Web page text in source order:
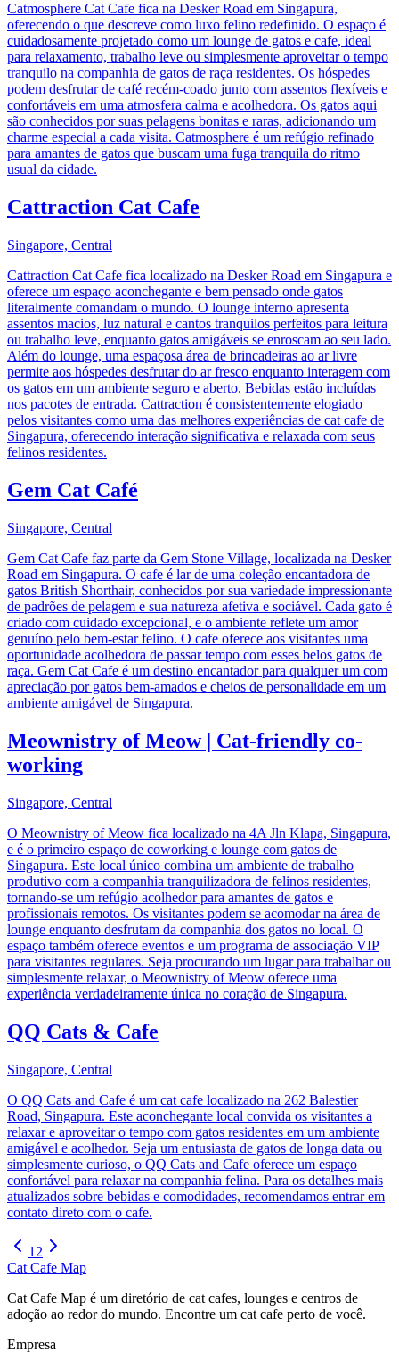
Catmosphere Cat Cafe fica na Desker Road em Singapura,
oferecendo o que descreve como luxo felino redefinido. O espaço é
cuidadosamente projetado como um lounge de gatos e cafe, ideal
para relaxamento, trabalho leve ou simplesmente aproveitar o tempo
tranquilo na companhia de gatos de raça residentes. Os hóspedes
podem desfrutar de café recém-coado junto com assentos flexíveis e
confortáveis em uma atmosfera calma e acolhedora. Os gatos aqui
são conhecidos por suas pelagens bonitas e raras, adicionando um
charme especial a cada visita. Catmosphere é um refúgio refinado
para amantes de gatos que buscam uma fuga tranquila do ritmo
usual da cidade.
Cattraction Cat Cafe
Singapore, Central
Cattraction Cat Cafe fica localizado na Desker Road em Singapura e
oferece um espaço aconchegante e bem pensado onde gatos
literalmente comandam o mundo. O lounge interno apresenta
assentos macios, luz natural e cantos tranquilos perfeitos para leitura
ou trabalho leve, enquanto gatos amigáveis se enroscam ao seu lado.
Além do lounge, uma espaçosa área de brincadeiras ao ar livre
permite aos hóspedes desfrutar do ar fresco enquanto interagem com
os gatos em um ambiente seguro e aberto. Bebidas estão incluídas
nos pacotes de entrada. Cattraction é consistentemente elogiado
pelos visitantes como uma das melhores experiências de cat cafe de
Singapura, oferecendo interação significativa e relaxada com seus
felinos residentes.
Gem Cat Café
Singapore, Central
Gem Cat Cafe faz parte da Gem Stone Village, localizada na Desker
Road em Singapura. O cafe é lar de uma coleção encantadora de
gatos British Shorthair, conhecidos por sua variedade impressionante
de padrões de pelagem e sua natureza afetiva e sociável. Cada gato é
criado com cuidado excepcional, e o ambiente reflete um amor
genuíno pelo bem-estar felino. O cafe oferece aos visitantes uma
oportunidade acolhedora de passar tempo com esses belos gatos de
raça. Gem Cat Cafe é um destino encantador para qualquer um com
apreciação por gatos bem-amados e cheios de personalidade em um
ambiente amigável de Singapura.
Meownistry of Meow | Cat-friendly co-
working
Singapore, Central
O Meownistry of Meow fica localizado na 4A Jln Klapa, Singapura,
e é o primeiro espaço de coworking e lounge com gatos de
Singapura. Este local único combina um ambiente de trabalho
produtivo com a companhia tranquilizadora de felinos residentes,
tornando-se um refúgio acolhedor para amantes de gatos e
profissionais remotos. Os visitantes podem se acomodar na área de
lounge enquanto desfrutam da companhia dos gatos no local. O
espaço também oferece eventos e um programa de associação VIP
para visitantes regulares. Seja procurando um lugar para trabalhar ou
simplesmente relaxar, o Meownistry of Meow oferece uma
experiência verdadeiramente única no coração de Singapura.
QQ Cats & Cafe
Singapore, Central
O QQ Cats and Cafe é um cat cafe localizado na 262 Balestier
Road, Singapura. Este aconchegante local convida os visitantes a
relaxar e aproveitar o tempo com gatos residentes em um ambiente
amigável e acolhedor. Seja um entusiasta de gatos de longa data ou
simplesmente curioso, o QQ Cats and Cafe oferece um espaço
confortável para relaxar na companhia felina. Para os detalhes mais
atualizados sobre bebidas e comodidades, recomendamos entrar em
contato direto com o cafe.
1 2
Cat Cafe Map
Cat Cafe Map é um diretório de cat cafes, lounges e centros de
adoção ao redor do mundo. Encontre um cat cafe perto de você.
Empresa